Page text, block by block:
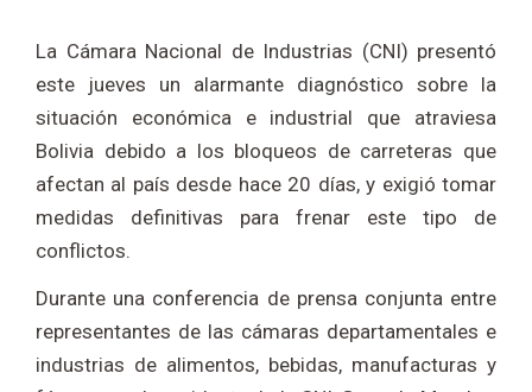
La Cámara Nacional de Industrias (CNI) presentó
este jueves un alarmante diagnóstico sobre la
situación económica e industrial que atraviesa
Bolivia debido a los bloqueos de carreteras que
afectan al país desde hace 20 días, y exigió tomar
medidas definitivas para frenar este tipo de
conflictos.
Durante una conferencia de prensa conjunta entre
representantes de las cámaras departamentales e
industrias de alimentos, bebidas, manufacturas y